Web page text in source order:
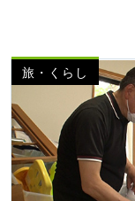
旅・くらし